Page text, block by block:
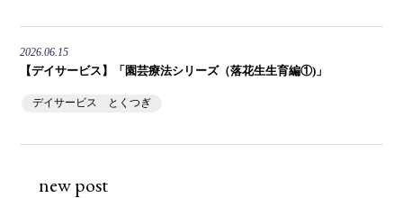
2026.06.15
【デイサービス】「園芸療法シリーズ（落花生生育編①)」
デイサービス とくつぎ
new post